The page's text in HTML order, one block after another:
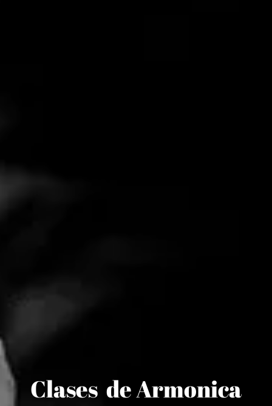
Clases de Armonica